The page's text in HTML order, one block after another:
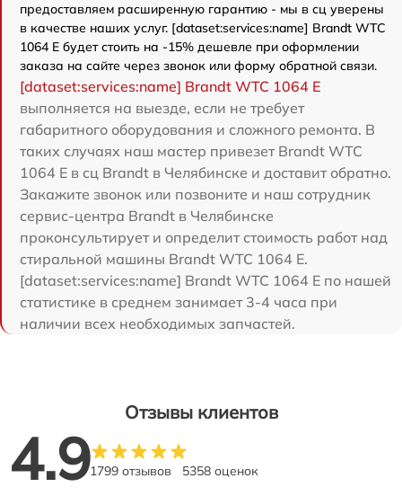
предоставляем расширенную гарантию - мы в сц уверены
в качестве наших услуг. [dataset:services:name] Brandt WTC
1064 E будет стоить на -15% дешевле при оформлении
заказа на сайте через звонок или форму обратной связи.
[dataset:services:name] Brandt WTC 1064 E
выполняется на выезде, если не требует
габаритного оборудования и сложного ремонта. В
таких случаях наш мастер привезет Brandt WTC
1064 E в сц Brandt в Челябинске и доставит обратно.
Закажите звонок или позвоните и наш сотрудник
сервис-центра Brandt в Челябинске
проконсультирует и определит стоимость работ над
стиральной машины Brandt WTC 1064 E.
[dataset:services:name] Brandt WTC 1064 E по нашей
статистике в среднем занимает 3-4 часа при
наличии всех необходимых запчастей.
Отзывы клиентов
4.91799 отзывов 5358 оценок